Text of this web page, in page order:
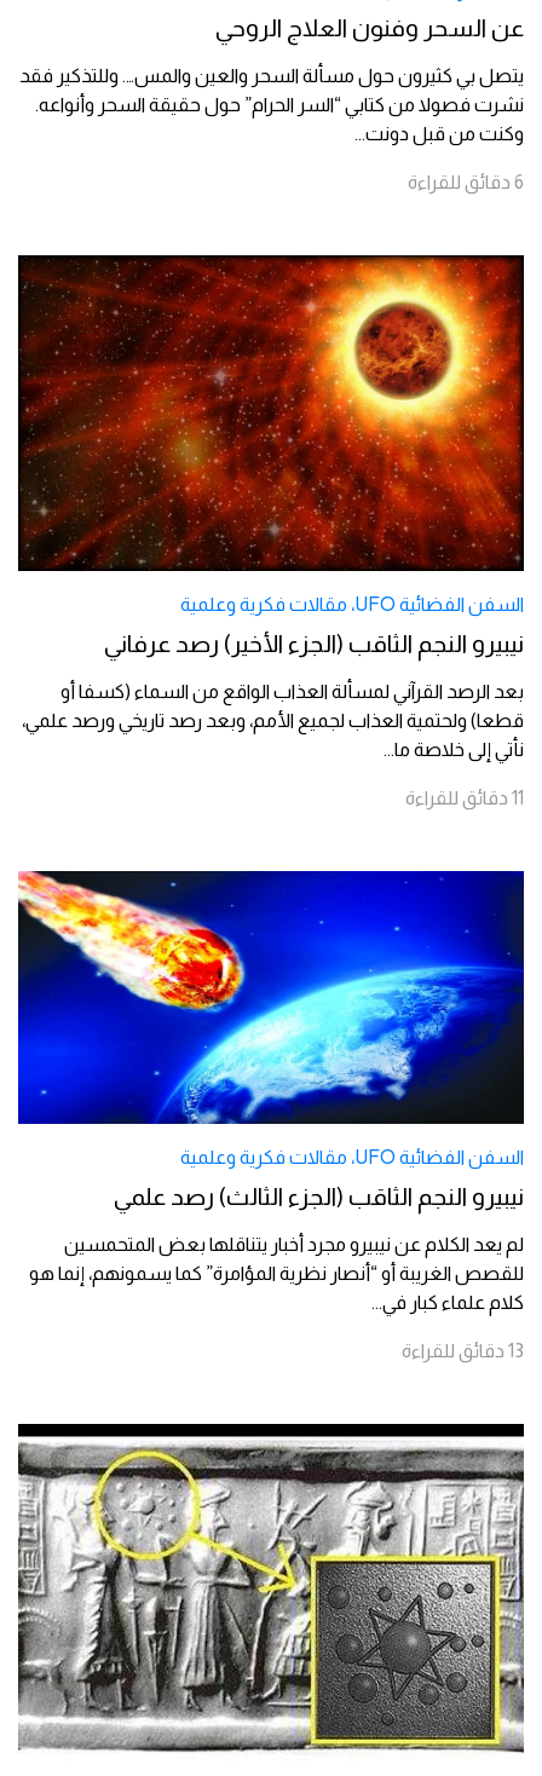
عن السحر وفنون العلاج الروحي
يتصل بي كثيرون حول مسألة السحر والعين والمس…. وللتذكير فقد
نشرت فصولا من كتابي “السر الحرام” حول حقيقة السحر وأنواعه.
وكنت من قبل دونت...
6 دقائق للقراءة
السفن الفضائية UFO ، مقالات فكرية وعلمية
نيبيرو النجم الثاقب (الجزء الأخير) رصد عرفاني
بعد الرصد القرآني لمسألة العذاب الواقع من السماء (كسفا أو
قطعا) ولحتمية العذاب لجميع الأمم، وبعد رصد تاريخي ورصد علمي،
نأتي إلى خلاصة ما...
11 دقائق للقراءة
السفن الفضائية UFO ، مقالات فكرية وعلمية
نيبيرو النجم الثاقب (الجزء الثالث) رصد علمي
لم يعد الكلام عن نيبيرو مجرد أخبار يتناقلها بعض المتحمسين
للقصص الغريبة أو “أنصار نظرية المؤامرة” كما يسمونهم، إنما هو
كلام علماء كبار في...
13 دقائق للقراءة